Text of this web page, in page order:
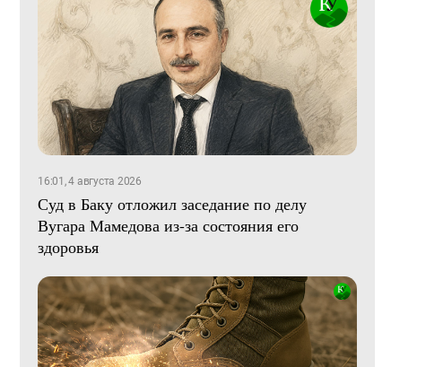
16:01, 4 августа 2026
Суд в Баку отложил заседание по делу
Вугара Мамедова из-за состояния его
здоровья